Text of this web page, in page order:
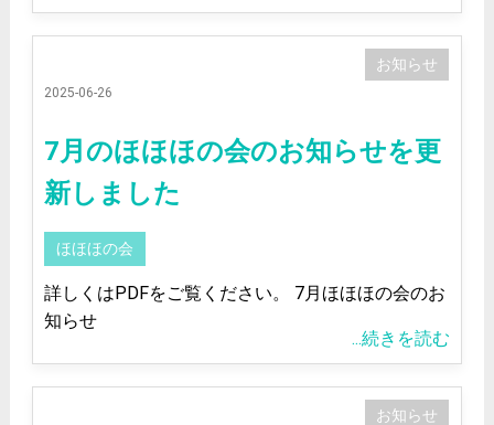
2025-06-26
7月のほほほの会のお知らせを更
新しました
お知らせ
ほほほの会
詳しくはPDFをご覧ください。 7月ほほほの会のお
知らせ
...続きを読む
お知らせ